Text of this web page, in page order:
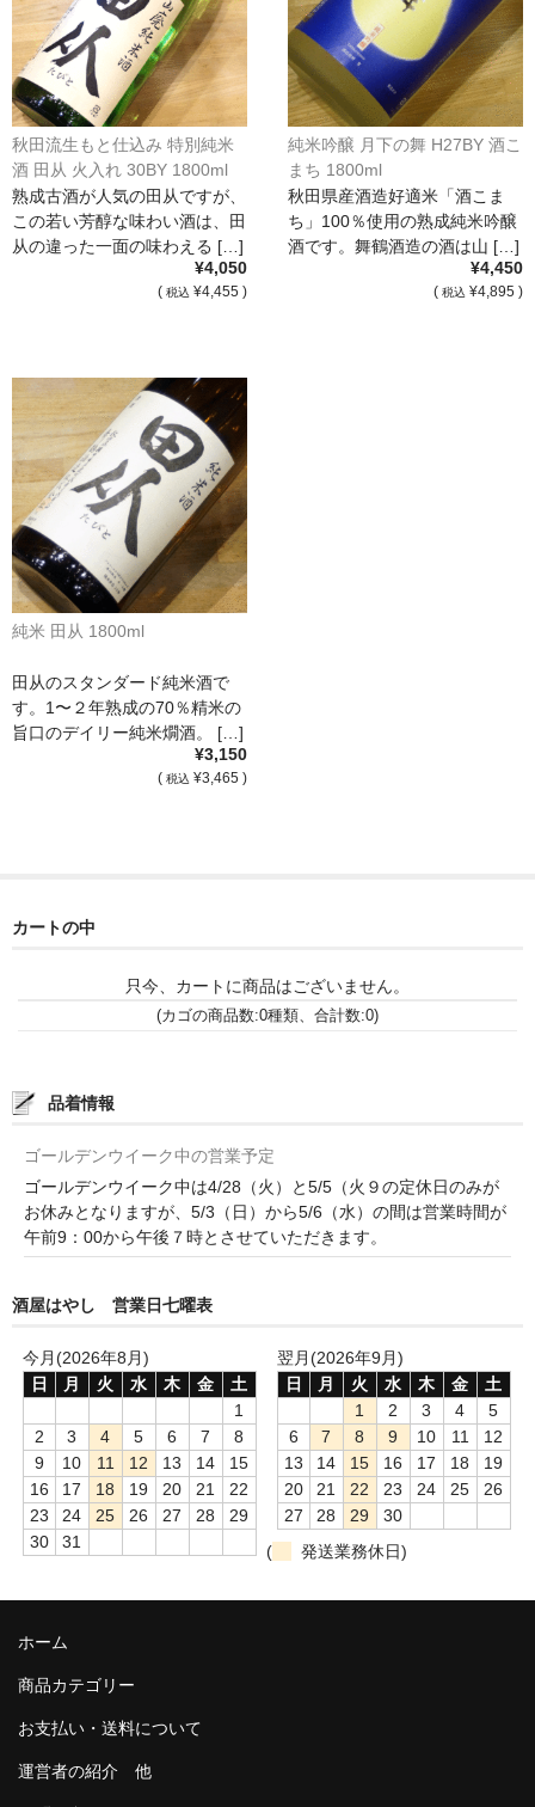
Roblet Monnot（ﾛﾌﾞﾚ･ﾓﾉ）
France Cotes du Rhone /ﾌﾗﾝｽ･ｺｰﾄ･ﾃﾞｭ･ﾛｰﾇ
Les Vignerons d’Estezargues（ｴｽﾃｻﾞﾙｸﾞ協同組合）
Les Champs Libres（ﾚ･ｼｬﾝ･ﾘｰﾌﾞﾙ）
France Languedoc Roussillon / ﾗﾝｸﾞ･ﾄﾞｯｸ･ﾙｰｼｮﾝ
Castelmaure（ｶｽtｨﾓｰﾙ協同組合）
France Loire/ﾌﾗﾝｽ・ﾛﾜｰﾙ
Domaine des Bois Lucas（ﾄﾞﾒｰﾇ･ﾃﾞ･ﾎﾞｱ･ﾙｶ）
Italia/ｲｱﾀﾘｱ
Abruzzo/ｱﾌﾞﾙｯﾂｫ州
Fabulas（ﾌｧﾋﾞｭﾗｽ）
United States of America / ｱﾒﾘｶ合衆国
Broc Cellars（ﾌﾞﾛｯｸ・ｾﾗｰｽﾞ）
和-リキュール
秋田流生もと仕込み 特別純米
酒 田从 火入れ 30BY 1800ml
熟成古酒が人気の田从ですが、
この若い芳醇な味わい酒は、田
从の違った一面の味わえる […]
¥4,050
( 税込 ¥4,455 )
純米吟醸 月下の舞 H27BY 酒こ
まち 1800ml
秋田県産酒造好適米「酒こま
ち」100％使用の熟成純米吟醸
酒です。舞鶴酒造の酒は山 […]
¥4,450
( 税込 ¥4,895 )
純米 田从 1800ml
田从のスタンダード純米酒で
す。1〜２年熟成の70％精米の
旨口のデイリー純米燗酒。 […]
¥3,150
( 税込 ¥3,465 )
カートの中
只今、カートに商品はございません。
(カゴの商品数:0種類、合計数:0)
品着情報
ゴールデンウイーク中の営業予定
ゴールデンウイーク中は4/28（火）と5/5（火９の定休日のみが
お休みとなりますが、5/3（日）から5/6（水）の間は営業時間が
午前9：00から午後７時とさせていただきます。
酒屋はやし 営業日七曜表
今月(2026年8月)
日
月 火 水 木 金
土
1
2
3 4 5 6 7
8
9
10 11 12 13 14
15
16
17 18 19 20 21
22
23
24 25 26 27 28
29
30
31
翌月(2026年9月)
日
月 火 水 木 金
土
1
2 3 4
5
6
7 8 9 10 11
12
13
14 15 16 17 18
19
20
21 22 23 24 25
26
27
28 29
30
(
発送業務休日)
ホーム
商品カテゴリー
お支払い・送料について
運営者の紹介 他